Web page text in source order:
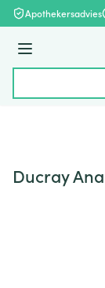
Ga naar de
Apothekersadvies
Menu
Ducray